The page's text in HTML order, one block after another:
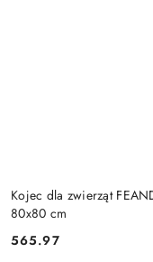
Kojec dla zwierząt
80x80 cm
Cena:
565.97